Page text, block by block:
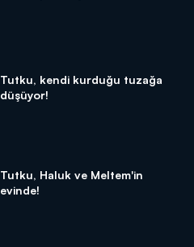
Tutku, kendi kurduğu tuzağa
düşüyor!
Tutku, Haluk ve Meltem'in
evinde!